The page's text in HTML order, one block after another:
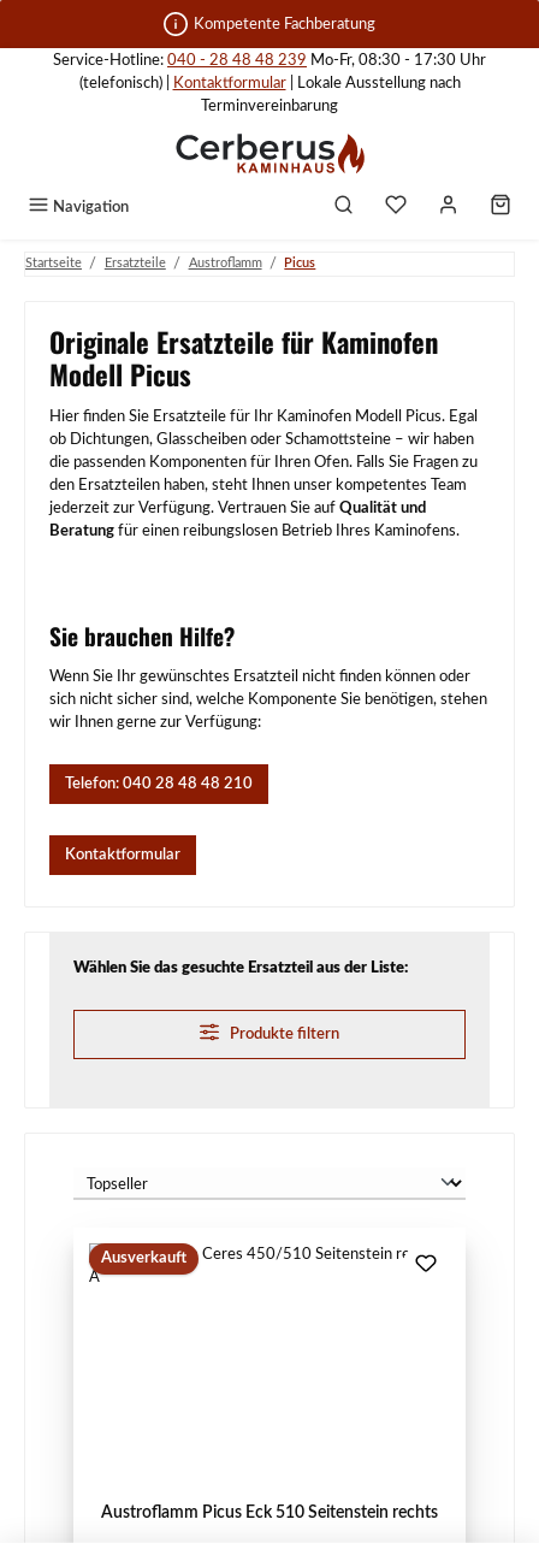
Zum Hauptinhalt springen Kompetente Fachberatung
Service-Hotline: 040 - 28 48 48 239 Mo-Fr, 08:30 - 17:30 Uhr
(telefonisch) |
Kontaktformular| Lokale Ausstellung nach
Terminvereinbarung
Navigation
Startseite / Ersatzteile / Austroflamm / Picus
Originale Ersatzteile für Kaminofen
Modell Picus
Hier finden Sie Ersatzteile für Ihr Kaminofen Modell Picus. Egal
ob Dichtungen, Glasscheiben oder Schamottsteine – wir haben
die passenden Komponenten für Ihren Ofen. Falls Sie Fragen zu
den Ersatzteilen haben, steht Ihnen unser kompetentes Team
jederzeit zur Verfügung. Vertrauen Sie auf Qualität und
Beratung für einen reibungslosen Betrieb Ihres Kaminofens.
Sie brauchen Hilfe?
Wenn Sie Ihr gewünschtes Ersatzteil nicht finden können oder
sich nicht sicher sind, welche Komponente Sie benötigen, stehen
wir Ihnen gerne zur Verfügung:
Telefon: 040 28 48 48 210
Kontaktformular
Wählen Sie das gesuchte Ersatzteil aus der Liste:
Produkte filtern
Ausverkauft
Austroflamm Picus Eck 510 Seitenstein rechts